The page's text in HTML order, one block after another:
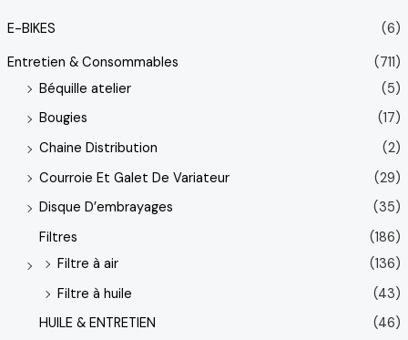
E-BIKES
(6)
Entretien & Consommables
(711)
Béquille atelier
(5)
Bougies
(17)
Chaine Distribution
(2)
Courroie Et Galet De Variateur
(29)
Disque D’embrayages
(35)
Filtres
(186)
Filtre à air
(136)
Filtre à huile
(43)
HUILE & ENTRETIEN
(46)